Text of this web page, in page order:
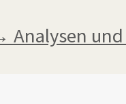
Analysen